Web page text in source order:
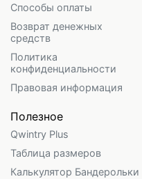
Способы оплаты
Возврат денежных
средств
Политика
конфиденциальности
Правовая информация
Полезное
Qwintry Plus
Таблица размеров
Калькулятор Бандерольки